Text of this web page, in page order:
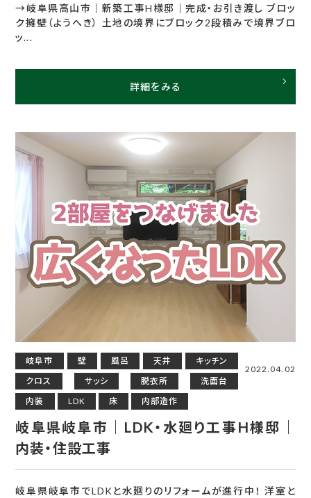
→岐阜県高山市｜新築工事H様邸｜完成・お引き渡し ブロッ
ク擁壁（ようへき） 土地の境界にブロック2段積みで境界ブロ
ッ...
詳細をみる
岐阜市 壁 風呂 天井
キッチン
クロス
サッシ 脱衣所
洗面台
内装
LDK 床 内部造作
2022.04.02
岐阜県岐阜市｜LDK・水廻り工事H様邸｜
内装・住設工事
岐阜県岐阜市でLDKと水廻りのリフォームが進行中！ 洋室と